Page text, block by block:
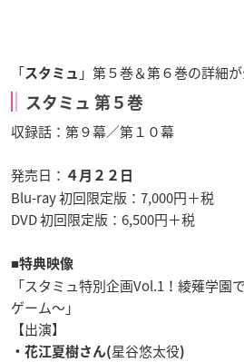
「スタミュ 」第５巻＆第６巻の詳細
スタミュ 第５巻
収録話：第９幕／第１０幕
発売日： ４月２２日
Blu-ray初回限定版 ：7,000円＋税
DVD初回限定版 ：6,500円＋税
■特典映像
「スタミュ特別企画Vol.1！綾薙学園
ゲーム～」
【出演】
・花江夏樹さん(星谷悠太役)